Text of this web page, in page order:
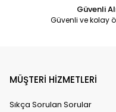
Güvenli
Güvenli ve kolay
MÜŞTERİ HİZMETLERİ
Sıkça Sorulan Sorular